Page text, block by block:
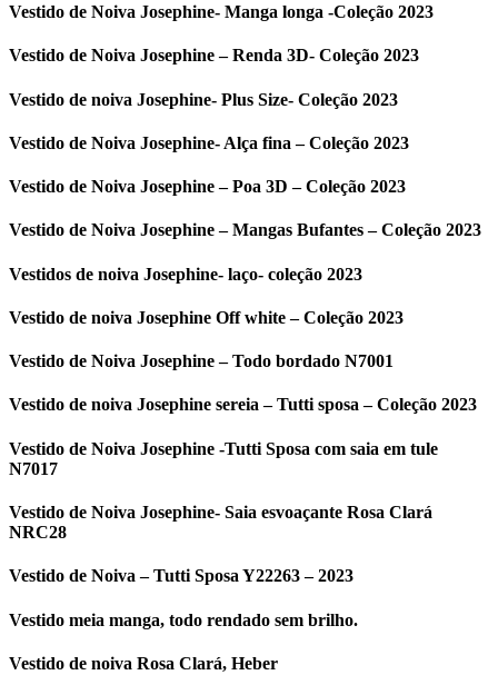
Vestido de Noiva Josephine- Manga longa -Coleção 2023
Vestido de Noiva Josephine – Renda 3D- Coleção 2023
Vestido de noiva Josephine- Plus Size- Coleção 2023
Vestido de Noiva Josephine- Alça fina – Coleção 2023
Vestido de Noiva Josephine – Poa 3D – Coleção 2023
Vestido de Noiva Josephine – Mangas Bufantes – Coleção 2023
Vestidos de noiva Josephine- laço- coleção 2023
Vestido de noiva Josephine Off white – Coleção 2023
Vestido de Noiva Josephine – Todo bordado N7001
Vestido de noiva Josephine sereia – Tutti sposa – Coleção 2023
Vestido de Noiva Josephine -Tutti Sposa com saia em tule
N7017
Vestido de Noiva Josephine- Saia esvoaçante Rosa Clará
NRC28
Vestido de Noiva – Tutti Sposa Y22263 – 2023
Vestido meia manga, todo rendado sem brilho.
Vestido de noiva Rosa Clará, Heber